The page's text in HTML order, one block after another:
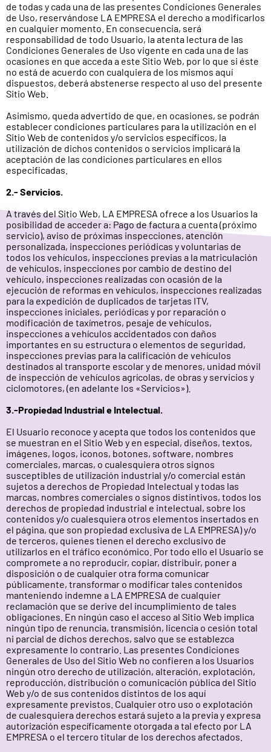
de todas y cada una de las presentes Condiciones Generales
de Uso, reservándose LA EMPRESA el derecho a modificarlos
en cualquier momento. En consecuencia, será
responsabilidad de todo Usuario, la atenta lectura de las
Condiciones Generales de Uso vigente en cada una de las
ocasiones en que acceda a este Sitio Web, por lo que si éste
no está de acuerdo con cualquiera de los mismos aquí
dispuestos, deberá abstenerse respecto al uso del presente
Sitio Web.
Asimismo, queda advertido de que, en ocasiones, se podrán
establecer condiciones particulares para la utilización en el
Sitio Web de contenidos y/o servicios específicos, la
utilización de dichos contenidos o servicios implicará la
aceptación de las condiciones particulares en ellos
especificadas.
2.- Servicios.
A través del Sitio Web, LA EMPRESA ofrece a los Usuarios la
posibilidad de acceder a: Pago de factura a cuenta (próximo
servicio), aviso de próximas inspecciones, atención
personalizada, inspecciones periódicas y voluntarias de
todos los vehículos, inspecciones previas a la matriculación
de vehículos, inspecciones por cambio de destino del
vehículo, inspecciones realizadas con ocasión de la
ejecución de reformas en vehículos, inspecciones realizadas
para la expedición de duplicados de tarjetas ITV,
inspecciones iniciales, periódicas y por reparación o
modificación de taxímetros, pesaje de vehículos,
inspecciones a vehículos accidentados con daños
importantes en su estructura o elementos de seguridad,
inspecciones previas para la calificación de vehículos
destinados al transporte escolar y de menores, unidad móvil
de inspección de vehículos agrícolas, de obras y servicios y
ciclomotores, (en adelante los «Servicios»).
3.-Propiedad Industrial e Intelectual.
El Usuario reconoce y acepta que todos los contenidos que
se muestran en el Sitio Web y en especial, diseños, textos,
imágenes, logos, iconos, botones, software, nombres
comerciales, marcas, o cualesquiera otros signos
susceptibles de utilización industrial y/o comercial están
sujetos a derechos de Propiedad Intelectual y todas las
marcas, nombres comerciales o signos distintivos, todos los
derechos de propiedad industrial e intelectual, sobre los
contenidos y/o cualesquiera otros elementos insertados en
el página, que son propiedad exclusiva de LA EMPRESA) y/o
de terceros, quienes tienen el derecho exclusivo de
utilizarlos en el tráfico económico. Por todo ello el Usuario se
compromete a no reproducir, copiar, distribuir, poner a
disposición o de cualquier otra forma comunicar
públicamente, transformar o modificar tales contenidos
manteniendo indemne a LA EMPRESA de cualquier
reclamación que se derive del incumplimiento de tales
obligaciones. En ningún caso el acceso al Sitio Web implica
ningún tipo de renuncia, transmisión, licencia o cesión total
ni parcial de dichos derechos, salvo que se establezca
expresamente lo contrario. Las presentes Condiciones
Generales de Uso del Sitio Web no confieren a los Usuarios
ningún otro derecho de utilización, alteración, explotación,
reproducción, distribución o comunicación pública del Sitio
Web y/o de sus contenidos distintos de los aquí
expresamente previstos. Cualquier otro uso o explotación
de cualesquiera derechos estará sujeto a la previa y expresa
autorización específicamente otorgada a tal efecto por LA
EMPRESA o el tercero titular de los derechos afectados.